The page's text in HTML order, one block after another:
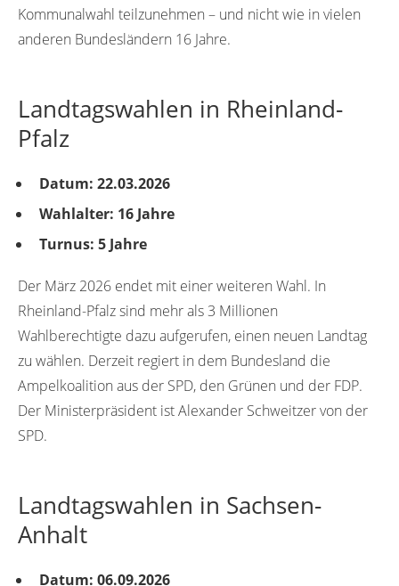
Kommunalwahl teilzunehmen – und nicht wie in vielen
anderen Bundesländern 16 Jahre.
Landtagswahlen in Rheinland-
Pfalz
Datum: 22.03.2026
Wahlalter: 16 Jahre
Turnus: 5 Jahre
Der März 2026 endet mit einer weiteren Wahl. In
Rheinland-Pfalz sind mehr als 3 Millionen
Wahlberechtigte dazu aufgerufen, einen neuen Landtag
zu wählen. Derzeit regiert in dem Bundesland die
Ampelkoalition aus der SPD, den Grünen und der FDP.
Der Ministerpräsident ist Alexander Schweitzer von der
SPD.
Landtagswahlen in Sachsen-
Anhalt
Datum: 06.09.2026